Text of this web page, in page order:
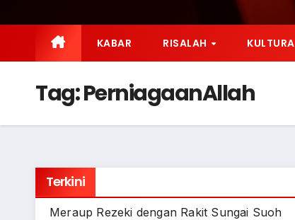
KABAR RISALAH KULTURA
Tag:PerniagaanAllah
Terkini
Meraup Rezeki dengan Rakit Sungai Suoh